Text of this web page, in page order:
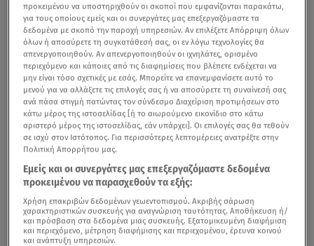
προκειμένου να υποστηριχθούν οι σκοποί που εμφανίζονται παρακάτω,
για τους οποίους εμείς και οι συνεργάτες μας επεξεργαζόμαστε τα
δεδομένα με σκοπό την παροχή υπηρεσιών. Αν επιλέξετε Απόρριψη όλων
όλων ή αποσύρετε τη συγκατάθεσή σας, οι εν λόγω τεχνολογίες θα
απενεργοποιηθούν. Αν απενεργοποιηθούν οι ιχνηλάτες, ορισμένο
περιεχόμενο και κάποιες από τις διαφημίσεις που βλέπετε ενδέχεται να
μην είναι τόσο σχετικές με εσάς. Μπορείτε να επανεμφανίσετε αυτό το
μενού για να αλλάξετε τις επιλογές σας ή να αποσύρετε τη συναίνεσή σας
ανά πάσα στιγμή πατώντας τον σύνδεσμο Διαχείριση προτιμήσεων στο
κάτω μέρος της ιστοσελίδας [ή το αιωρούμενο εικονίδιο στο κάτω
αριστερό μέρος της ιστοσελίδας, εάν υπάρχει]. Οι επιλογές σας θα τεθούν
σε ισχύ στον Ιστότοπος. Για περισσότερες λεπτομέρειες ανατρέξτε στην
Πολιτική Απορρήτου μας.
Εμείς και οι συνεργάτες μας επεξεργαζόμαστε δεδομένα
προκειμένου να παρασχεθούν τα εξής:
Χρήση επακριβών δεδομένων γεωεντοπισμού. Ακριβής σάρωση
χαρακτηριστικών συσκευής για αναγνώριση ταυτότητας. Αποθήκευση ή/
και πρόσβαση στα δεδομένα μιας συσκευής. Εξατομικευμένη διαφήμιση
και περιεχόμενο, μέτρηση διαφήμισης και περιεχομένου, έρευνα κοινού
και ανάπτυξη υπηρεσιών.